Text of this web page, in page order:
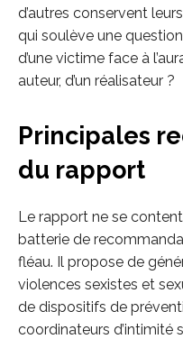
d’autres conservent
qui soulève une
d’une victime face à
auteur, d’un réalisateur ?
Principales
du rapport
Le rapport ne se
batterie de
fléau. Il propose de
violences sexistes et
de dispositifs de
coordinateurs d’intimité